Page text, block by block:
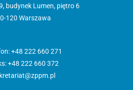
budynek Lumen, piętro 6
120 Warszawa
+48 222 660 271
+48 222 660 372